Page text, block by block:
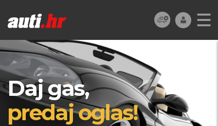
Daj gas,
predaj oglas!